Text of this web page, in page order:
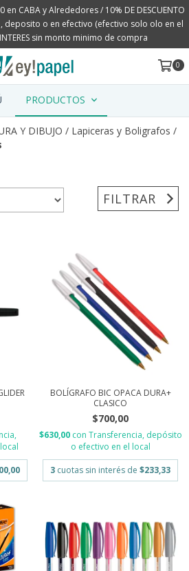
CABA y Alrededores / 10% DE DESCUENTO
deposito o en efectivo (efectivo solo olo en el
sin monto minimo de compra
0
PRODUCTOS
Y DIBUJO / Lapiceras y Boligrafos /
FILTRAR
BOLÍGRAFO BIC OPACA DURA+
CLASICO
$700,00
$630,00 con Transferencia, depósito
o efectivo en el local
3 cuotas sin interés de $233,33